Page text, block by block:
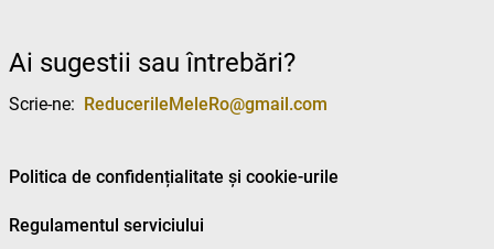
Ai sugestii sau întrebări?
Scrie-ne: ReducerileMeleRo@gmail.com
Politica de confidențialitate și cookie-urile
Regulamentul serviciului